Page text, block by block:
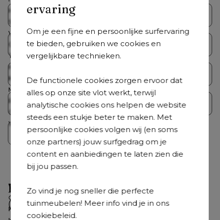
ervaring
Om je een fijne en persoonlijke surfervaring
te bieden, gebruiken we cookies en
vergelijkbare technieken.
De functionele cookies zorgen ervoor dat
alles op onze site vlot werkt, terwijl
analytische cookies ons helpen de website
steeds een stukje beter te maken. Met
persoonlijke cookies volgen wij (en soms
onze partners) jouw surfgedrag om je
content en aanbiedingen te laten zien die
bij jou passen.
Zo vind je nog sneller die perfecte
tuinmeubelen! Meer info vind je in ons
cookiebeleid.
Hoogte zitting
Stapelbaar
Verstelbaar
Nee
Gemonteerd
Ja
Totale afmetingen
B 57 x D 65 x H 91 cm
Hoogte armleuning
Kussen(s) inbegrepen
Nee
Merk
Bristol à la carte
Roestvrij frame
Ja
Coating
Weerbestendigheid tuinmeubel
de zomer buiten te laten staan,
maar het is raadzaam om het in
de winterperiode en bij langdurig
Waterbestendigheid kussens
Ja
Garantie
Kleur zitting
Bristol Collecties
Tuintafelsets Tuintafels
Parasols Accessoires
Crazy Deals
Hulp nodig?
Veelgestelde vragen
Snel antwoord op je vragen.